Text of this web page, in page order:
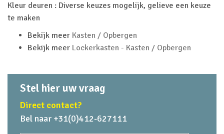
Kleur deuren : Diverse keuzes mogelijk, gelieve een keuze
te maken
Bekijk meer Kasten / Opbergen
Bekijk meer Lockerkasten - Kasten / Opbergen
Stel hier uw vraag
Direct contact?
Bel naar +31(0)412-627111